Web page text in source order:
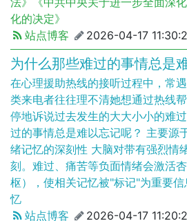
化的决定》
站点博客
2026-04-17
为什么那些难过的事情总是
在心理援助热线的接听过程中，常
类来电者往往理不清她想通过热线
停地诉说过去发生的大大小小的难
过的事情总是难以忘记呢？ 主要源
绪记忆的深刻性 大脑对带有强烈情
刻。难过、痛苦等负面情绪会激活
枢），使相关记忆被"标记"为重要
忆
站点博客
2026-04-17